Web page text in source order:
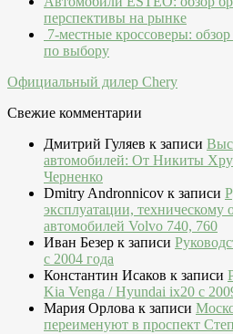
перспективы на рынке
7-местные кроссоверы:
по выбору
Официальный дилер Chery
Свежие комментарии
Дмитрий Гуляев к записи
автомобилей: От Никиты
Черненко
Dmitry Andronnicov к записи
эксплуатации,
автомобилей Volvo 740, 760
Иван Безер к записи
c 2004 года
Константин Исаков к записи
Kia Venga / Hyundai ix20 c
Мария Орлова к записи
переименуют в проспект